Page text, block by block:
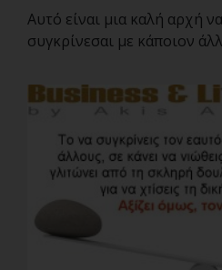
Αυτό είναι μια καλή αρχή
συγκρίνεσαι με κάποιον